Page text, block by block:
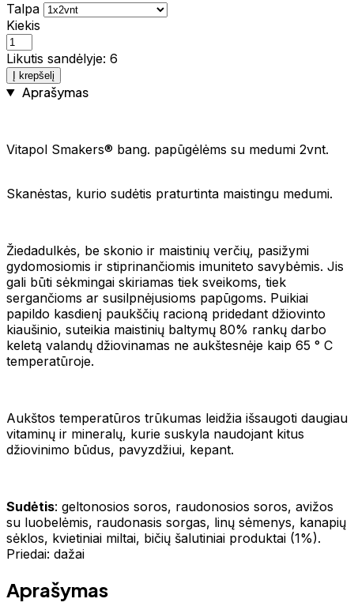
Talpa
Kiekis
Likutis sandėlyje: 6
Į krepšelį
Aprašymas
Vitapol Smakers® bang. papūgėlėms su medumi 2vnt.
Skanėstas, kurio sudėtis praturtinta maistingu medumi.
Žiedadulkės, be skonio ir maistinių verčių, pasižymi
gydomosiomis ir stiprinančiomis imuniteto savybėmis. Jis
gali būti sėkmingai skiriamas tiek sveikoms, tiek
sergančioms ar susilpnėjusioms papūgoms. Puikiai
papildo kasdienį paukščių racioną pridedant džiovinto
kiaušinio, suteikia maistinių baltymų 80% rankų darbo
keletą valandų džiovinamas ne aukštesnėje kaip 65 ° C
temperatūroje.
Aukštos temperatūros trūkumas leidžia išsaugoti daugiau
vitaminų ir mineralų, kurie suskyla naudojant kitus
džiovinimo būdus, pavyzdžiui, kepant.
Sudėtis: geltonosios soros, raudonosios soros, avižos
su luobelėmis, raudonasis sorgas, linų sėmenys, kanapių
sėklos, kvietiniai miltai, bičių šalutiniai produktai (1%).
Priedai: dažai
Aprašymas